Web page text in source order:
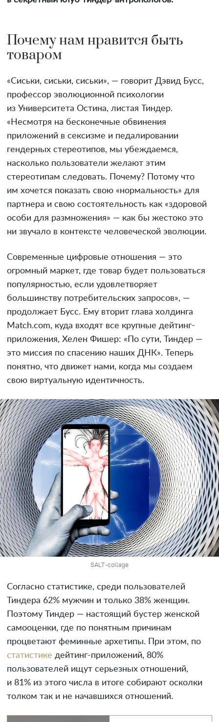
Почему нам нравится быть
товаром
«Сиськи, сиськи, сиськи», — говорит Дэвид Бусс,
профессор эволюционной психологии
из Университета Остина, листая Тиндер.
«Несмотря на бесконечные обвинения
приложений в сексизме и педалировании
гендерных стереотипов, мы убеждаемся,
насколько пользователи желают этим
стереотипам следовать. Почему? Потому что
им хочется показать свою «нормальность» для
партнера и свою состоятельность как «здоровой
особи для размножения» — как бы жестоко это
ни звучало в контексте человеческой эволюции.
Современные цифровые отношения — это
огромный маркет, где товар будет пользоваться
популярностью, если удовлетворяет
большинству потребительских запросов», —
продолжает Бусс. Ему вторит глава холдинга
Match.com, куда входят все крупные дейтинг-
приложения, Хелен Фишер: «По сути, Тиндер —
это миссия по спасению наших ДНК». Теперь
понятно, что движет нами, когда мы создаем
свою виртуальную идентичность.
SALT-collage
Согласно статистике, среди пользователей
Тиндера 62% мужчин и только 38% женщин.
Поэтому Тиндер — настоящий бустер женской
самооценки, где по понятным причинам
процветают феминные архетипы. При этом, по
статистике дейтинг-приложений, 80%
пользователей ищут серьезных отношений,
и 81% из этого числа в итоге собирают осколки
толком так и не начавшихся отношений.